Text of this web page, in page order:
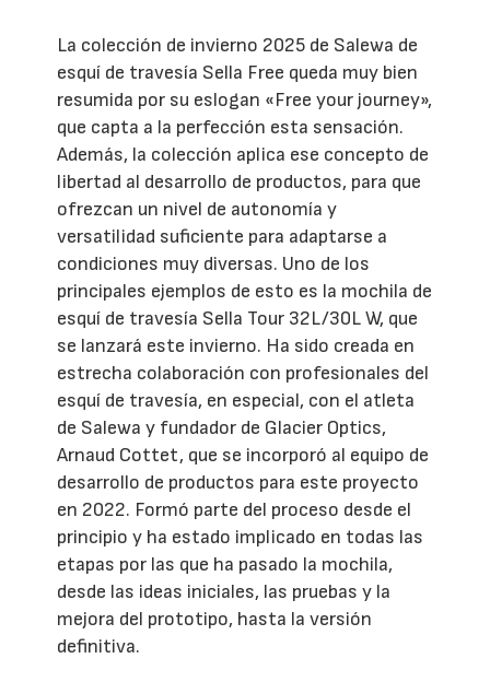
La colección de invierno 2025 de Salewa de
esquí de travesía Sella Free queda muy bien
resumida por su eslogan «Free your journey»,
que capta a la perfección esta sensación.
Además, la colección aplica ese concepto de
libertad al desarrollo de productos, para que
ofrezcan un nivel de autonomía y
versatilidad suficiente para adaptarse a
condiciones muy diversas. Uno de los
principales ejemplos de esto es la mochila de
esquí de travesía Sella Tour 32L/30L W, que
se lanzará este invierno. Ha sido creada en
estrecha colaboración con profesionales del
esquí de travesía, en especial, con el atleta
de Salewa y fundador de Glacier Optics,
Arnaud Cottet, que se incorporó al equipo de
desarrollo de productos para este proyecto
en 2022. Formó parte del proceso desde el
principio y ha estado implicado en todas las
etapas por las que ha pasado la mochila,
desde las ideas iniciales, las pruebas y la
mejora del prototipo, hasta la versión
definitiva.